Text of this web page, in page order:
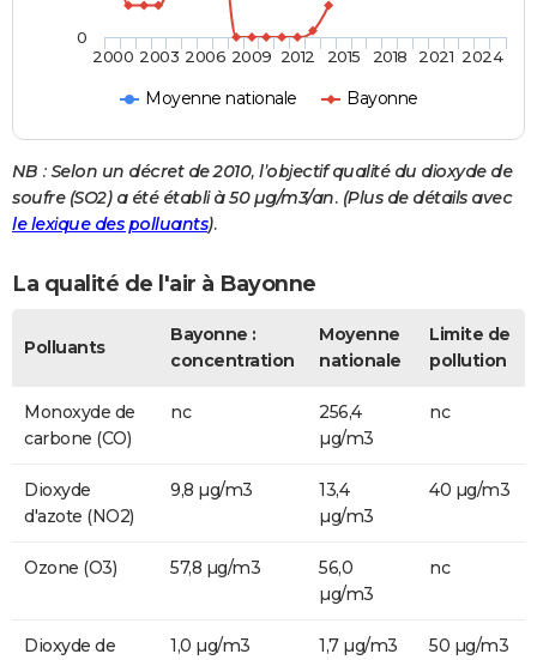
Moyenne nationale Bayonne
2000 2003 2006 2009 2012 2015 2018 2021 2024
0
NB : Selon un décret de 2010, l’objectif qualité du dioxyde de
soufre (SO2) a été établi à 50 µg/m3/an. (Plus de détails avec
le lexique des polluants).
La qualité de l'air à Bayonne
Polluants
Bayonne :
concentration
Moyenne
nationale
Limite de
pollution
Monoxyde de
carbone (CO)
nc
256,4
µg/m3
nc
Dioxyde
d'azote (NO2)
9,8 µg/m3
13,4
µg/m3
40 µg/m3
Ozone (O3) 57,8 µg/m3
56,0
µg/m3
nc
Dioxyde de
1,0 µg/m3 1,7 µg/m3 50 µg/m3